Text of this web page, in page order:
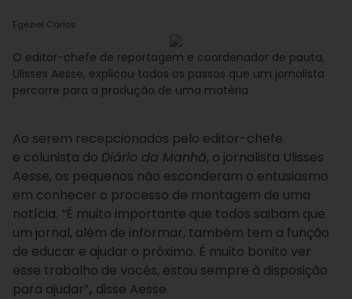
Egeziel Carlos
O editor-chefe de reportagem e coordenador de pauta,
Ulisses Aesse, explicou todos os passos que um jornalista
percorre para a produção de uma matéria.
Ao serem recepcionados pelo editor-chefe
e colunista do Diário da Manhã, o jornalista Ulisses
Aesse, os pequenos não esconderam o entusiasmo
em conhecer o processo de montagem de uma
notícia. “É muito importante que todos saibam que
um jornal, além de informar, também tem a função
de educar e ajudar o próximo. É muito bonito ver
esse trabalho de vocês, estou sempre à disposição
para ajudar”, disse Aesse.